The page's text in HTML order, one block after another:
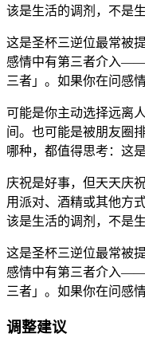
该是生活的调剂，不是
这是圣杯三逆位最常被
感情中有第三者介入——
三者」。如果你在问感
可能是你主动选择远离
间。也可能是被朋友圈
哪种，都值得思考：这
庆祝是好事，但天天庆
用派对、酒精或其他方
该是生活的调剂，不是
这是圣杯三逆位最常被
感情中有第三者介入——
三者」。如果你在问感
调整建议